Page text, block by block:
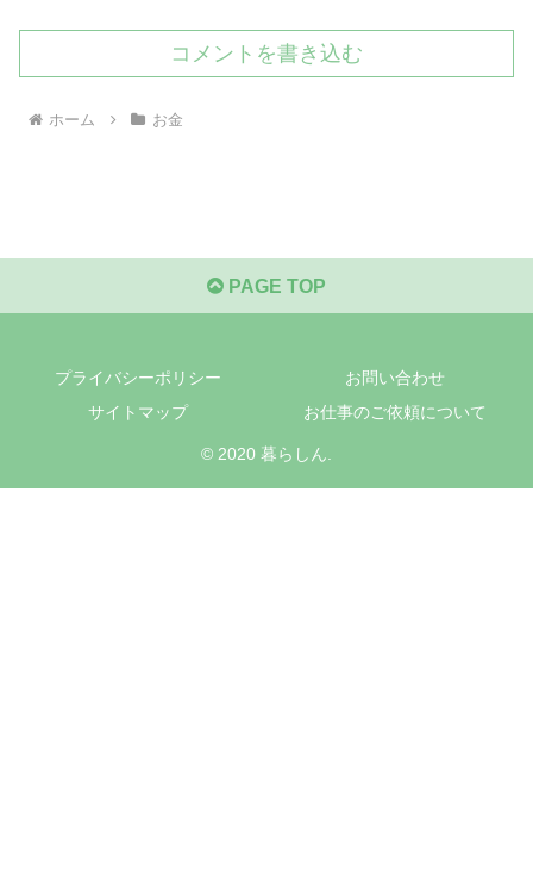
コメントを書き込む
ホーム お金
PAGE TOP
プライバシーポリシー
お問い合わせ
サイトマップ
お仕事のご依頼について
© 2020 暮らしん.